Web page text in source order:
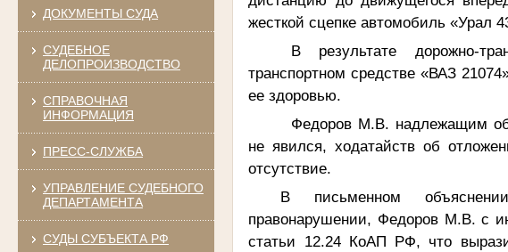
ДОКУМЕНТЫ СУДА
СУДЕБНОЕ
ДЕЛОПРОИЗВОДСТВО
СПРАВОЧНАЯ
ИНФОРМАЦИЯ
ПРЕСС-СЛУЖБА
УПРАВЛЕНИЕ СУДЕБНОГО
ДЕПАРТАМЕНТА
СУДЫ СУБЪЕКТА РФ
жесткой сцепке автомобиль «Урал
В результате дорожно-
транспортном средстве «ВАЗ
ее здоровью.
Федоров М.В. надлежащим
не явился, ходатайств об
отсутствие.
В письменном
правонарушении, Федоров М.В. с
статьи 12.24 КоАП РФ, что